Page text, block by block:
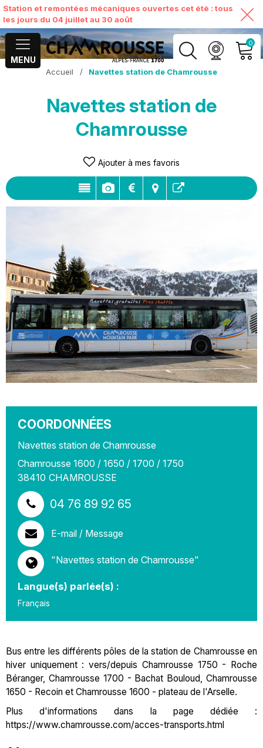
Station et remontées mécaniques ouvertes cet été : tous
les jours du 04 juillet au 30 août
MENU
0
MON COMPTE
VOIR MON PANIER
Accueil / Navettes station de Chamrousse
Navettes station de
Chamrousse
Ajouter à mes favoris
COORDONNÉES
Navettes station de Chamrousse
Chamrousse 1600 / 1650 / 1700 / 1750
38410 CHAMROUSSE
04 76 89 92 65
E-mail / Message
"Navettes station de Chamrousse"
Langue(s) parlée(s) :
Français
Bus entre les différents pôles de la station de Chamrousse en
hiver uniquement : vers/depuis Chamrousse 1750 - Roche
Béranger, Chamrousse 1700 - Bachat Bouloud, Chamrousse
1650 - Recoin et Chamrousse 1600 - plateau de l'Arselle.
Plus d'informations dans la page dédiée :
https://www.chamrousse.com/acces-transports.html